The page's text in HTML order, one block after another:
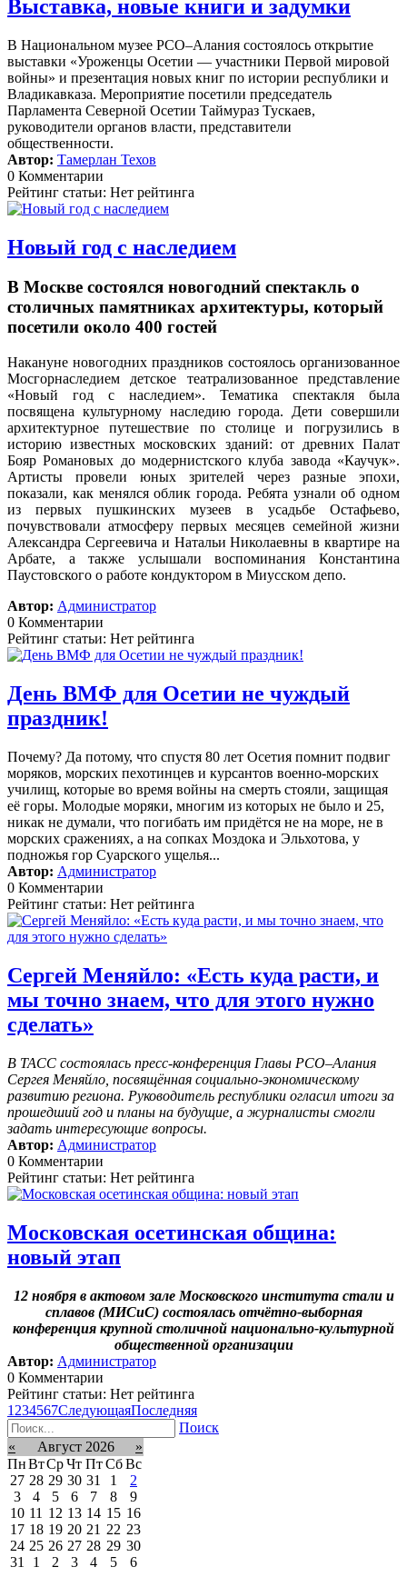
Выставка, новые книги и задумки
В Национальном музее РСО–Алания состоялось открытие
выставки «Уроженцы Осетии — участники Первой мировой
войны» и презентация новых книг по истории республики и
Владикавказа. Мероприятие посетили председатель
Парламента Северной Осетии Таймураз Тускаев,
руководители органов власти, представители
общественности.
Автор: Тамерлан Техов
0 Комментарии
Рейтинг статьи: Нет рейтинга
Новый год с наследием
В Москве состоялся новогодний спектакль о
столичных памятниках архитектуры, который
посетили около 400 гостей
Накануне новогодних праздников состоялось организованное
Мосгорнаследием детское театрализованное представление
«Новый год с наследием».
Тематика спектакля была
посвящена культурному наследию города. Дети совершили
архитектурное путешествие по столице и погрузились в
историю известных московских зданий: от древних Палат
Бояр Романовых до модернистского клуба завода «Каучук».
Артисты провели юных зрителей через разные эпохи,
показали, как менялся облик города. Ребята узнали об одном
из первых пушкинских музеев в усадьбе Остафьево,
почувствовали атмосферу первых месяцев семейной жизни
Александра Сергеевича и Натальи Николаевны в квартире на
Арбате, а также услышали воспоминания Константина
Паустовского о работе кондуктором в Миусском депо.
Автор: Администратор
0 Комментарии
Рейтинг статьи: Нет рейтинга
День ВМФ для Осетии не чуждый
праздник!
Почему? Да потому, что спустя 80 лет Осетия помнит подвиг
моряков, морских пехотинцев и курсантов военно-морских
училищ, которые во время войны на смерть стояли, защищая
её горы. Молодые моряки, многим из которых не было и 25,
никак не думали, что погибать им придётся не на море, не в
морских сражениях, а на сопках Моздока и Эльхотова, у
подножья гор Суарского ущелья...
Автор: Администратор
0 Комментарии
Рейтинг статьи: Нет рейтинга
Сергей Меняйло: «Есть куда расти, и
мы точно знаем, что для этого нужно
сделать»
В ТАСС состоялась пресс-конференция Главы РСО–Алания
Сергея Меняйло, посвящённая социально-экономическому
развитию региона. Руководитель республики огласил итоги за
прошедший год и планы на будущие, а журналисты смогли
задать интересующие вопросы.
Автор: Администратор
0 Комментарии
Рейтинг статьи: Нет рейтинга
Московская осетинская община:
новый этап
12 ноября в актовом зале Московского института стали и
сплавов (МИСиС) состоялась отчётно-выборная
конференция крупной столичной национально-культурной
общественной организации
Автор: Администратор
0 Комментарии
Рейтинг статьи: Нет рейтинга
1 234567СледующаяПоследняя
Поиск
«
Август 2026
»
ПнВтСрЧт Пт Сб Вс
27 28 29 30 31 1
2
3
4 5 6 7 8
9
10 11 12 13 14 15 16
17 18 19 20 21 22 23
24 25 26 27 28 29 30
31
1 2 3 4 5 6